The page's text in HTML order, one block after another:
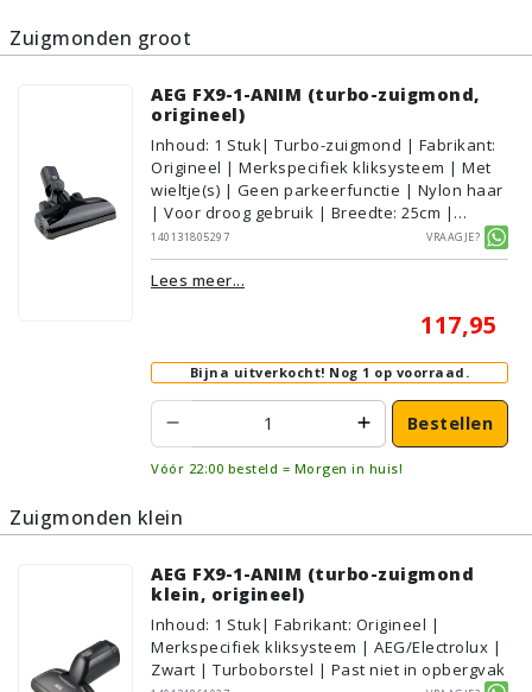
Zuigmonden groot
AEG FX9-1-ANIM (turbo-zuigmond,
origineel)
Inhoud: 1 Stuk| Turbo-zuigmond | Fabrikant:
Origineel | Merkspecifiek kliksysteem | Met
wieltje(s) | Geen parkeerfunctie | Nylon haar
| Voor droog gebruik | Breedte: 25cm |
Zonder verlichting | Met kliksysteem | Zwart
| AEG/Electrolux | Geschikt voor vloertype:
Plavuizen/Tegels, Parket/Laminaat,
140131805297 Vraagje?
Lees meer...
117,95
Bijna uitverkocht! Nog 1 op voorraad.
Bestellen
Vóór 22:00 besteld = Morgen in huis!
Zuigmonden klein
AEG FX9-1-ANIM (turbo-zuigmond
klein, origineel)
Inhoud: 1 Stuk| Fabrikant: Origineel |
Merkspecifiek kliksysteem | AEG/Electrolux |
Zwart | Turboborstel | Past niet in opbergvak